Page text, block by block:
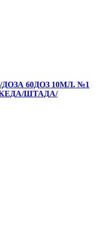
60ДОЗ 10МЛ. №1
ШТАДА/